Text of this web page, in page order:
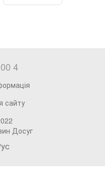
4
сайту
Досуг